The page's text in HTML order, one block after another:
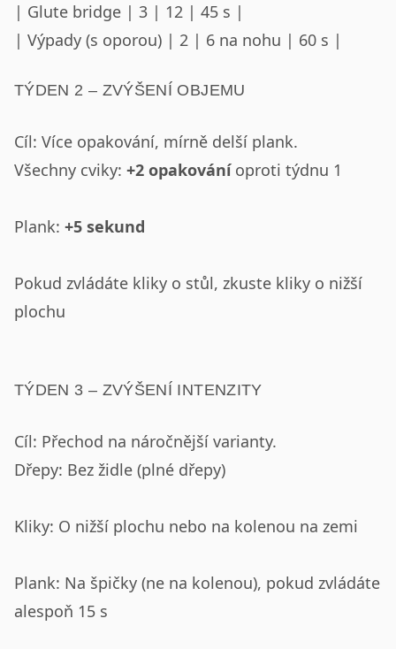
| Glute bridge | 3 | 12 | 45 s |
| Výpady (s oporou) | 2 | 6 na nohu | 60 s |
TÝDEN 2 – ZVÝŠENÍ OBJEMU
Cíl: Více opakování, mírně delší plank.
Všechny cviky: +2 opakováníoproti týdnu 1
Plank: +5 sekund
Pokud zvládáte kliky o stůl, zkuste kliky o nižší
plochu
TÝDEN 3 – ZVÝŠENÍ INTENZITY
Cíl: Přechod na náročnější varianty.
Dřepy: Bez židle (plné dřepy)
Kliky: O nižší plochu nebo na kolenou na zemi
Plank: Na špičky (ne na kolenou), pokud zvládáte
alespoň 15 s